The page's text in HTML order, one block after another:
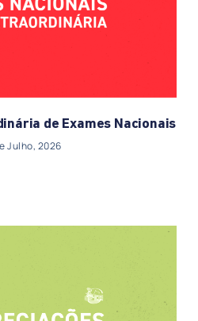
de Exames Nacionais
Julho, 2026